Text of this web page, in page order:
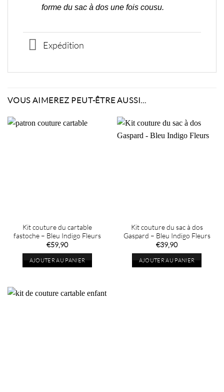
forme du sac à dos une fois cousu.
Expédition
VOUS AIMEREZ PEUT-ÊTRE AUSSI…
Kit couture du cartable
fastoche – Bleu Indigo Fleurs
€59,90
AJOUTER AU PANIER
Kit couture du sac à dos
Gaspard – Bleu Indigo Fleurs
€39,90
AJOUTER AU PANIER